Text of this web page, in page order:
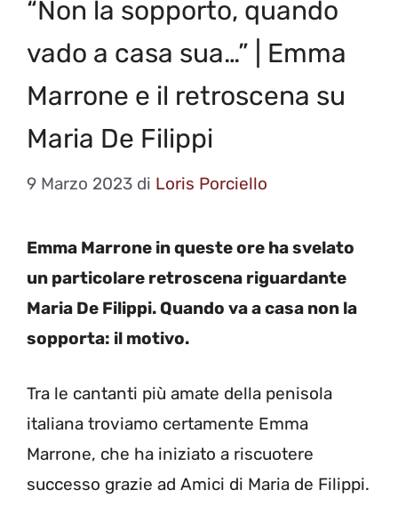
“Non la sopporto, quando
vado a casa sua…” | Emma
Marrone e il retroscena su
Maria De Filippi
9 Marzo 2023 di Loris Porciello
Emma Marrone in queste ore ha svelato
un particolare retroscena riguardante
Maria De Filippi. Quando va a casa non la
sopporta: il motivo.
Tra le cantanti più amate della penisola
italiana troviamo certamente Emma
Marrone, che ha iniziato a riscuotere
successo grazie ad Amici di Maria de Filippi.